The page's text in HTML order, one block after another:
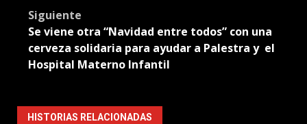
Siguiente
Se viene otra “Navidad entre todos” con una
cerveza solidaria para ayudar a Palestra y el
Hospital Materno Infantil
HISTORIAS RELACIONADAS